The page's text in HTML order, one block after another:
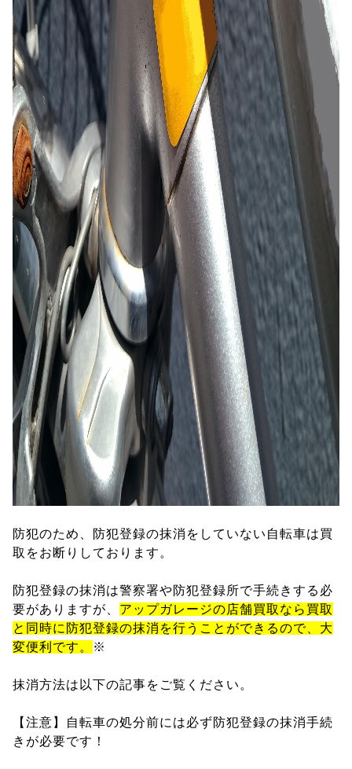
防犯のため、防犯登録の抹消をしていない自転車は買
取をお断りしております。
防犯登録の抹消は警察署や防犯登録所で手続きする必
要がありますが、 アップガレージの店舗買取なら買取
と同時に防犯登録の抹消を行うことができるので、大
変便利です。
※
抹消方法は以下の記事をご覧ください。
【注意】自転車の処分前には必ず防犯登録の抹消手続
きが必要です！